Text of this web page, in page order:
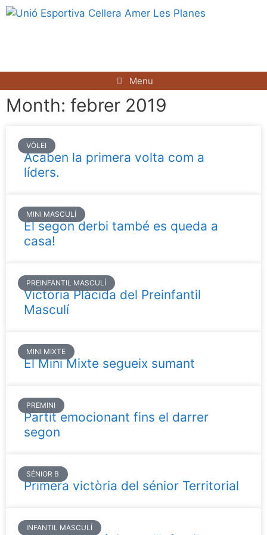
Menu
Month: febrer 2019
VÒLEI
Acaben la primera volta com a
líders.
MINI MASCULÍ
El segon derbi també es queda a
casa!
PREINFANTIL MASCULÍ
Victòria Plàcida del Preinfantil
Masculí
MINI MIXTE
El Mini Mixte segueix sumant
PREMINI
Partit emocionant fins el darrer
segon
SÉNIOR B
Primera victòria del sénior Territorial
INFANTIL MASCULÍ